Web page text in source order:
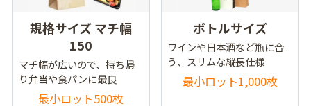
規格サイズ マチ幅
150
マチ幅が広いので、持ち帰
り弁当や食パンに最良
最小ロット500枚
ボトルサイズ
ワインや日本酒など瓶に合
う、スリムな縦長仕様
最小ロット1,000枚